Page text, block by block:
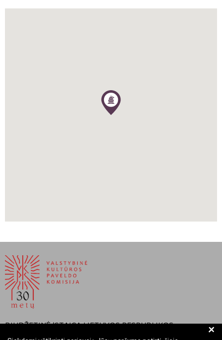
BIUDŽETINĖ ĮSTAIGA LIETUVOS RESPUBLIKOS
VALSTYBINĖ KULTŪROS PAVELDO KOMISIJA
+